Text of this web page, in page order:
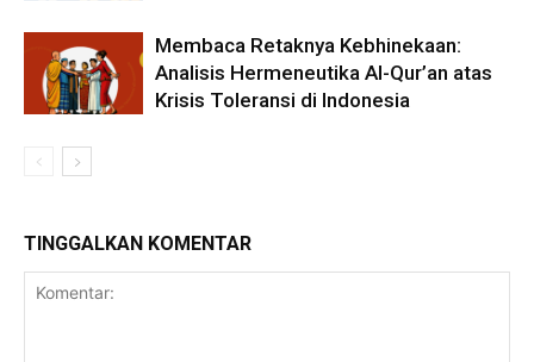
Membaca Retaknya Kebhinekaan:
Analisis Hermeneutika Al-Qur’an atas
Krisis Toleransi di Indonesia
TINGGALKAN KOMENTAR